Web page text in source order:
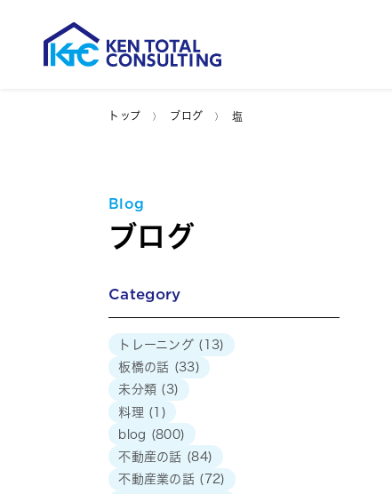
トップ ブログ 塩
Blog
ブログ
Category
トレーニング (13)
板橋の話 (33)
未分類 (3)
料理 (1)
blog (800)
不動産の話 (84)
不動産業の話 (72)